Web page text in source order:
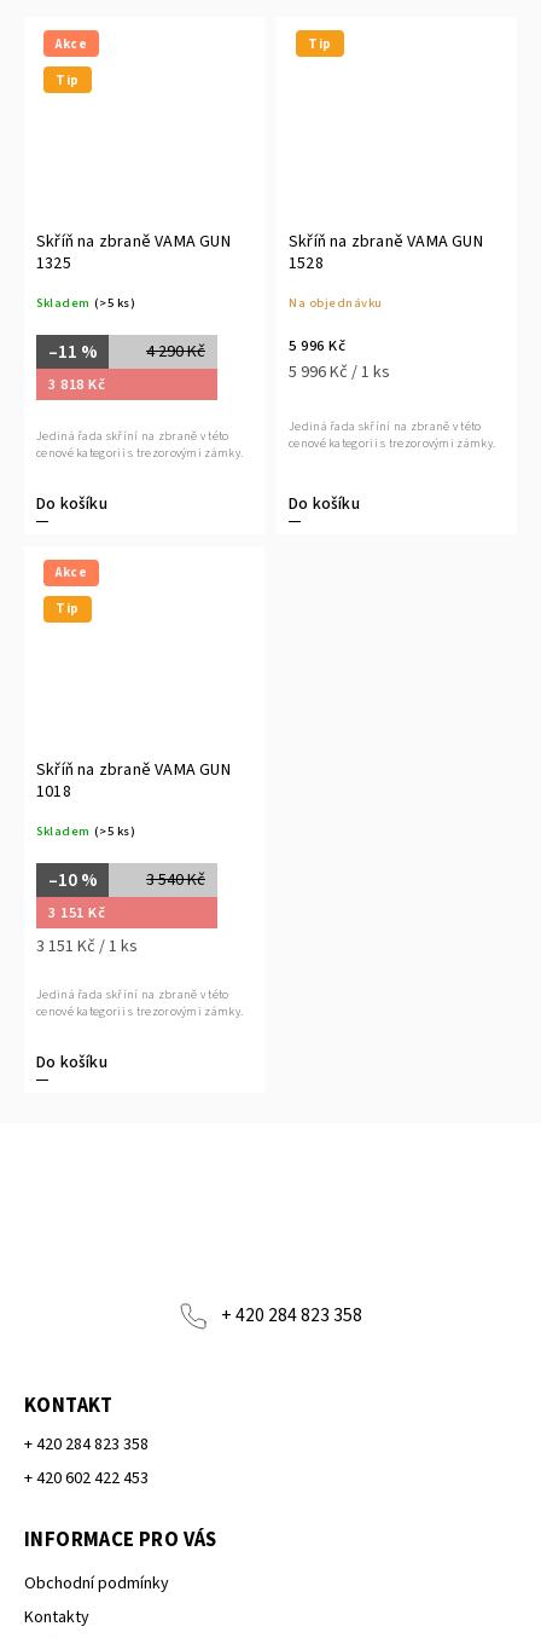
Akce
Tip
Skříň na zbraně VAMA GUN
1325
Skladem (>5 ks)
4 290 Kč
–11 %
3 818 Kč
Do košíku
Jediná řada skříní na zbraně v této
cenové kategorii s trezorovými zámky.
Tip
Skříň na zbraně VAMA GUN
1528
Na objednávku
5 996 Kč
5 996 Kč / 1 ks
Do košíku
Jediná řada skříní na zbraně v této
cenové kategorii s trezorovými zámky.
Akce
Tip
Skříň na zbraně VAMA GUN
1018
Skladem (>5 ks)
3 540 Kč
–10 %
3 151 Kč
3 151 Kč / 1 ks
Do košíku
Jediná řada skříní na zbraně v této
cenové kategorii s trezorovými zámky.
+ 420 284 823 358
KONTAKT
+ 420 284 823 358
+ 420 602 422 453
INFORMACE PRO VÁS
Obchodní podmínky
Kontakty